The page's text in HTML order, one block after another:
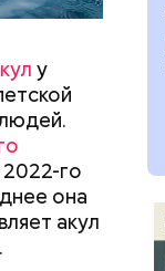
у
го
она
акул
тысяч
кто может
нужны